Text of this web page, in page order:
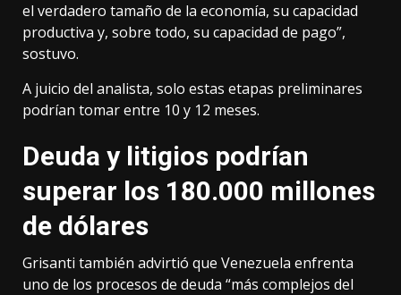
el verdadero tamaño de la economía, su capacidad
productiva y, sobre todo, su capacidad de pago”,
sostuvo.
A juicio del analista, solo estas etapas preliminares
podrían tomar entre 10 y 12 meses.
Deuda y litigios podrían
superar los 180.000 millones
de dólares
Grisanti también advirtió que Venezuela enfrenta
uno de los procesos de deuda “más complejos del